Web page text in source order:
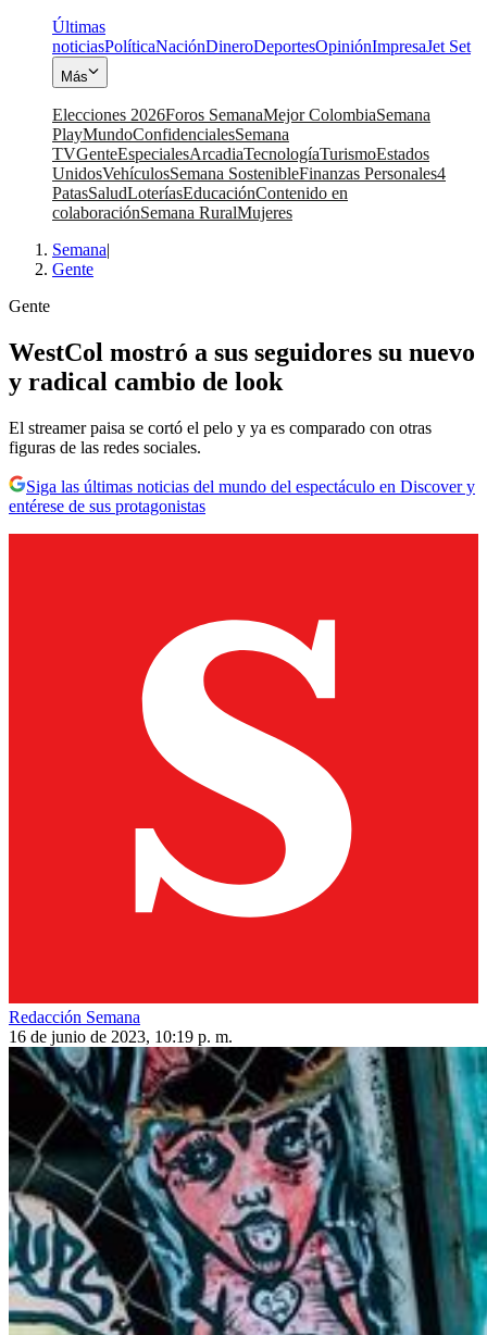
Últimas
noticiasPolíticaNaciónDineroDeportesOpiniónImpresaJet Set
Más
Elecciones 2026Foros SemanaMejor ColombiaSemana
PlayMundoConfidencialesSemana
TVGenteEspecialesArcadiaTecnologíaTurismoEstados
UnidosVehículosSemana SostenibleFinanzas Personales4
PatasSaludLoteríasEducaciónContenido en
colaboraciónSemana RuralMujeres
Semana|
Gente
Gente
WestCol mostró a sus seguidores su nuevo
y radical cambio de look
El streamer paisa se cortó el pelo y ya es comparado con otras
figuras de las redes sociales.
Siga las últimas noticias del mundo del espectáculo en Discover y
entérese de sus protagonistas
Redacción Semana
16 de junio de 2023, 10:19 p. m.